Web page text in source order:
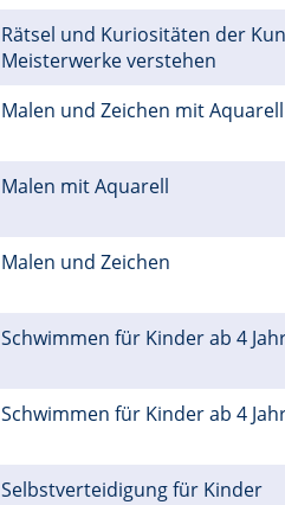
Rätsel und Kuriositäten der
Meisterwerke verstehen
Malen und Zeichen mit Aquarell
Malen mit Aquarell
Malen und Zeichen
Schwimmen für Kinder ab 4
Schwimmen für Kinder ab 4
Selbstverteidigung für Kinder